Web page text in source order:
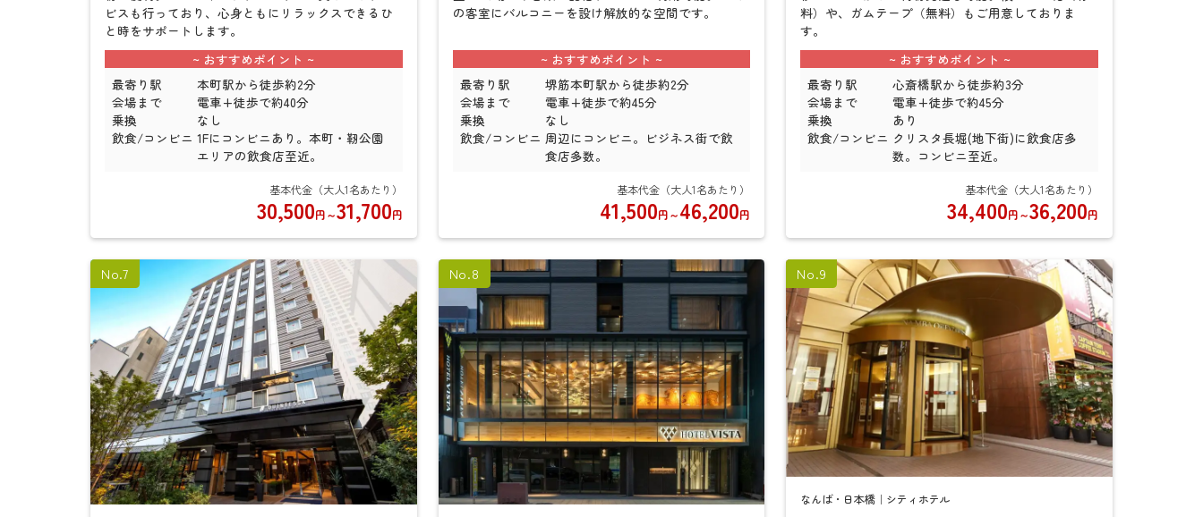
30,500円～31,700円
ビスも行っており、心身ともにリラックスできるひ
と時をサポートします。
最寄り駅
本町駅から徒歩約2分
会場まで
電車+徒歩で約40分
乗換
なし
飲食/コンビニ 1Fにコンビニあり。本町・靭公園
エリアの飲食店至近。
41,500円～46,200円
の客室にバルコニーを設け解放的な空間です。
最寄り駅
堺筋本町駅から徒歩約2分
会場まで
電車+徒歩で約45分
乗換
なし
飲食/コンビニ 周辺にコンビニ。ビジネス街で飲
食店多数。
34,400円～36,200円
料）や、ガムテープ（無料）もご用意しておりま
す。
最寄り駅
心斎橋駅から徒歩約3分
会場まで
電車+徒歩で約45分
乗換
あり
飲食/コンビニ クリスタ長堀(地下街)に飲食店多
数。コンビニ至近。
なんば・日本橋｜シティホテル